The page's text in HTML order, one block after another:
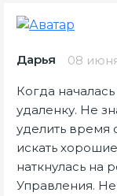
Дарья 08
Когда
удаленку. Не
уделить время
искать
наткнулась на
Управления. Не